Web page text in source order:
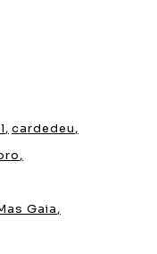
cardedeu
Gaia